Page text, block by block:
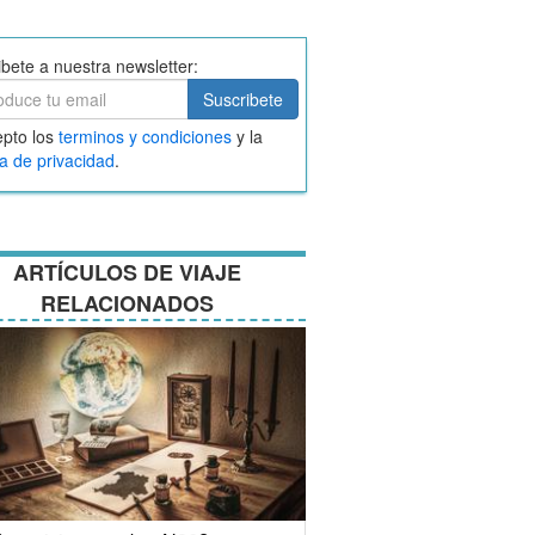
a nuestra newsletter:
Suscribete
los terminos y condiciones y la
de privacidad.
ARTÍCULOS DE VIAJE
RELACIONADOS